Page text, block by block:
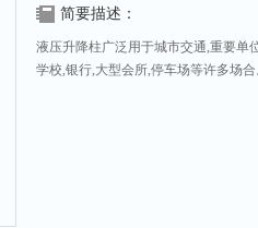
简要描述：
液压升降柱广泛用于城市交通,重要单
学校,银行,大型会所,停车场等许多场